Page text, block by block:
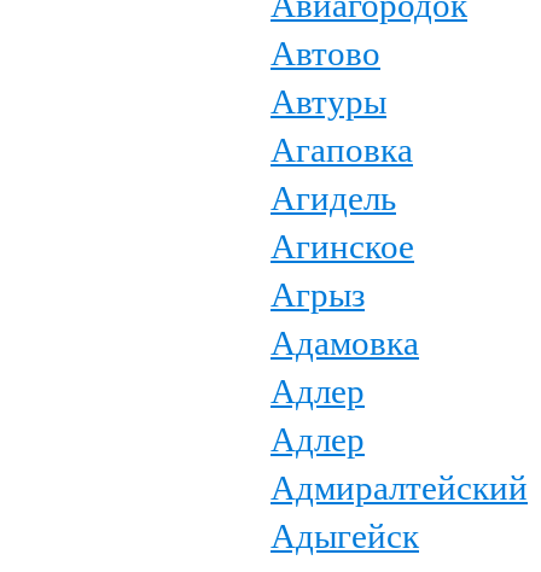
Автово
Автуры
Агаповка
Агидель
Агинское
Агрыз
Адамовка
Адлер
Адлер
Адмиралтейский
Адыгейск